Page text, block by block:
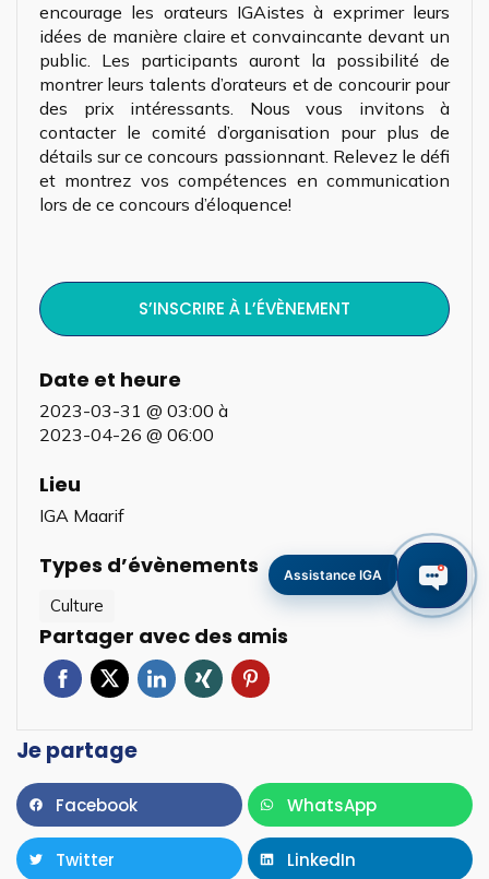
encourage les orateurs IGAistes à exprimer leurs
idées de manière claire et convaincante devant un
public. Les participants auront la possibilité de
montrer leurs talents d’orateurs et de concourir pour
des prix intéressants. Nous vous invitons à
contacter le comité d’organisation pour plus de
détails sur ce concours passionnant. Relevez le défi
et montrez vos compétences en communication
lors de ce concours d’éloquence!
S’INSCRIRE À L’ÉVÈNEMENT
Date et heure
2023-03-31 @ 03:00 à
2023-04-26 @ 06:00
Lieu
IGA Maarif
Types d’évènements
Culture
Partager avec des amis
Je partage
Facebook WhatsApp
Twitter LinkedIn
Assistance IGA